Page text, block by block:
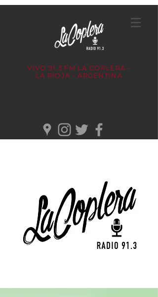
VIVO 91.3 FM LA COPLERA -
LA RIOJA - ARGENTINA